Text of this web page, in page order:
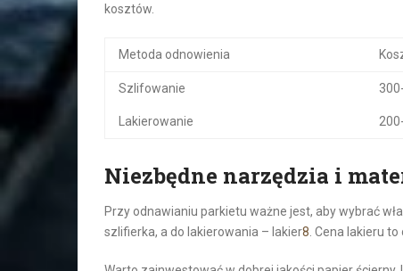
kosztów.
Metoda odnowienia
Szlifowanie
Lakierowanie
Niezbędne narzędzia i
Przy odnawianiu parkietu ważne jest, aby wybrać
szlifierka, a do lakierowania – lakier8 . Cena lakieru